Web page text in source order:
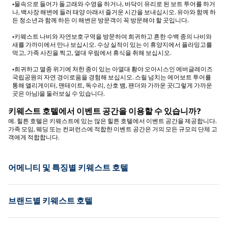
•물속으로 들어가 돌고래와 수영을 하거나, 바닥이 유리로 된 보트 투어를 하거
나, 백사장 해변에 들러 태양 아래서 즐거운 시간을 보내십시오. 유아와 함께 하
든 청소년과 함께 하든 이 해변은 방문객이 꼭 방문해야 할 곳입니다.
•키웨스트 나비와 자연보호구역을 방문하여 희귀하고 흔한 수백 종의 나비와
새를 가까이에서 만나 보십시오. 수상 실적이 있는 이 휴양지에서 플라밍고를
먹고, 가족 사진을 찍고, 열대 우림에서 휴식을 취해 보십시오.
•희귀하고 멸종 위기에 처한 종이 있는 아열대 황야 오아시스인 에버글레이즈
국립공원의 자연 경이로움을 경험해 보십시오. 스릴 넘치는 에어보트 투어를
통해 앨리게이터, 맨테이트, 독수리, 산호 뱀, 팬더와 가까운 곳(그렇게 가까운
곳은 아님)을 둘러보실 수 있습니다.
키웨스트 호텔에서 이벤트 공간을 이용할 수 있습니까?
예. 힐튼 호텔은 키웨스트에 있는 많은 힐튼 호텔에서 이벤트 공간을 제공합니다.
가족 모임, 웨딩 또는 컨퍼런스에 적합한 이벤트 공간은 거의 모든 규모의 단체 고
객에게 적합합니다.
어메니티 및 특징별 키웨스트 호텔
브랜드별 키웨스트 호텔